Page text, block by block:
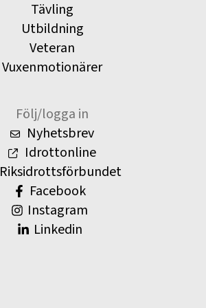
Tävling
Utbildning
Veteran
Vuxenmotionärer
Följ/logga in
Nyhetsbrev
Idrottonline
Riksidrottsförbundet
Facebook
Instagram
Linkedin